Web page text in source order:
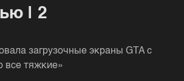
| 2
загрузочные экраны GTA с
все тяжкие»